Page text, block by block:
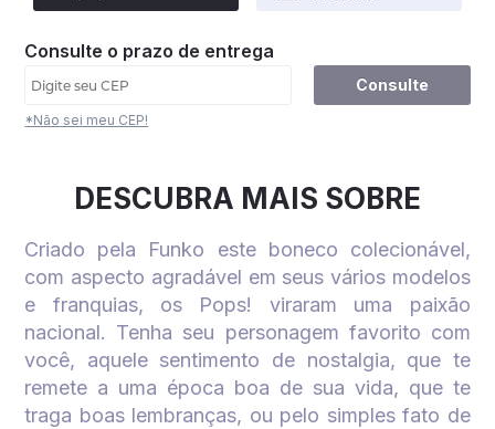
Consulte o prazo de entrega
Consulte
*Não sei meu CEP!
DESCUBRA MAIS SOBRE
Criado pela Funko este boneco colecionável,
com aspecto agradável em seus vários modelos
e franquias, os Pops! viraram uma paixão
nacional. Tenha seu personagem favorito com
você, aquele sentimento de nostalgia, que te
remete a uma época boa de sua vida, que te
traga boas lembranças, ou pelo simples fato de